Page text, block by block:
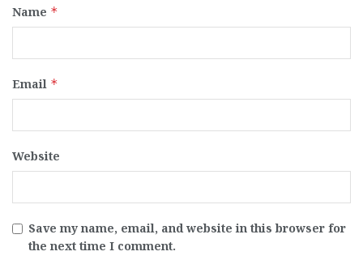
Name *
Email *
Website
Save my name, email, and website in this browser for
the next time I comment.